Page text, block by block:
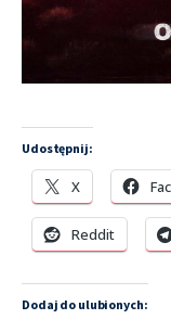
Udostępnij:
X
Reddit
Dodaj do ulubionych: